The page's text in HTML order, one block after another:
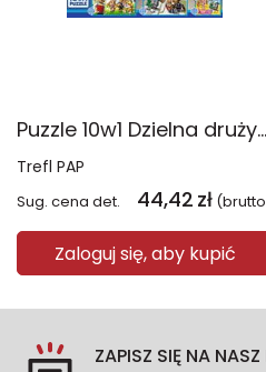
Puzzle 10w1 Dzielna drużyna Psiego Patrolu 96012
Trefl PAP
Sug. cena det. 44,42 zł
Zaloguj się, aby kupić
ZAPISZ SIĘ NA NASZ